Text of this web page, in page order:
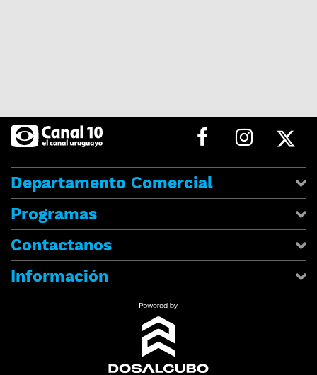
Departamento Comercial
Programas
Contactanos
Información